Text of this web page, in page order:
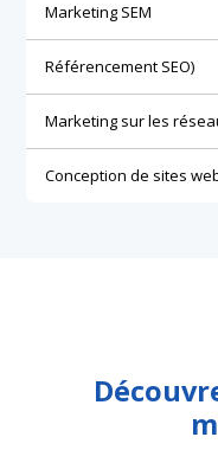
Marketing SEM
Référencement SEO)
Marketing sur les
Conception de sites